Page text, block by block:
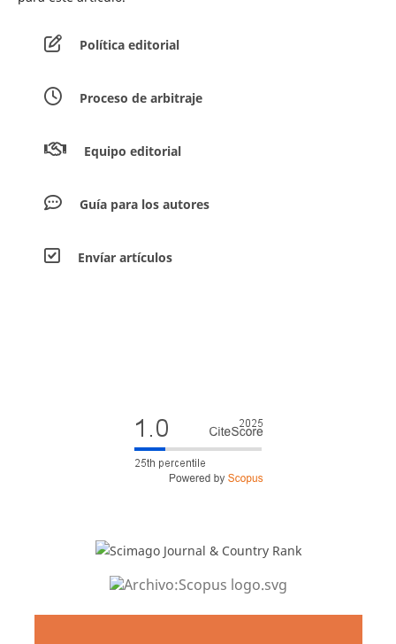
Política editorial
Proceso de arbitraje
Equipo editorial
Guía para los autores
Envíar artículos